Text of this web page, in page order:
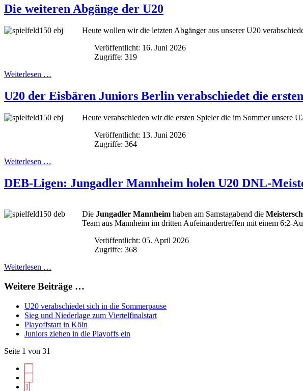
Die weiteren Abgänge der U20
Heute wollen wir die letzten Abgänger aus unserer U20
Veröffentlicht: 16. Juni 2026
Zugriffe: 319
Weiterlesen …
U20 der Eisbären Juniors Berlin verabschiedet die
Heute verabschieden wir die ersten Spieler die im Sommer unsere
Veröffentlicht: 13. Juni 2026
Zugriffe: 364
Weiterlesen …
DEB-Ligen: Jungadler Mannheim holen U20 DNL-
Die Jungadler Mannheim haben am Samstagabend die
Team aus Mannheim im dritten Aufeinandertreffen mit einem 6:2-
Veröffentlicht: 05. April 2026
Zugriffe: 368
Weiterlesen …
Weitere Beiträge …
U20 verabschiedet sich in die Sommerpause
Sieg und Niederlage zum Viertelfinalstart
Playoffstart in Köln
Juniors ziehen in die Playoffs ein
Seite 1 von 31
1